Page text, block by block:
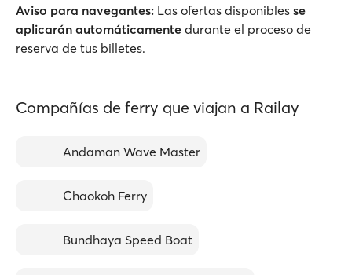
Aviso para navegantes: Las ofertas disponibles se
aplicarán automáticamente durante el proceso de
reserva de tus billetes.
Compañías de ferry que viajan a Railay
Andaman Wave Master
Chaokoh Ferry
Bundhaya Speed Boat